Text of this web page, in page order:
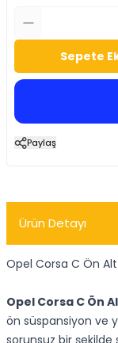
Sepete
Paylaş
Ürün Detayı
Opel Corsa C Ön Alt
Opel Corsa C Ön
ön süspansiyon ve
sorunsuz bir şekilde